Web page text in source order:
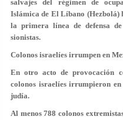
salvajes del régimen de
Islámica de El Líbano (Hezbolá)
la primera línea de defensa
sionistas.
Colonos israelíes irrumpen en
En otro acto de provocación
colonos israelíes irrumpieron
judía.
Al menos 788 colonos